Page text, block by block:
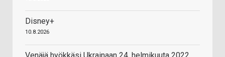
Disney+
10.8.2026